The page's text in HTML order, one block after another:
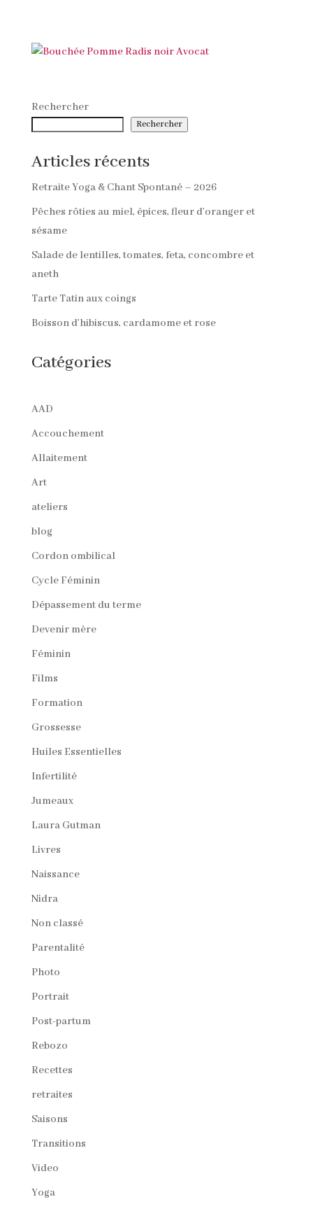
Rechercher
Rechercher
Articles récents
Retraite Yoga & Chant Spontané – 2026
Pêches rôties au miel, épices, fleur d’oranger et
sésame
Salade de lentilles, tomates, feta, concombre et
aneth
Tarte Tatin aux coings
Boisson d’hibiscus, cardamome et rose
Catégories
AAD
Accouchement
Allaitement
Art
ateliers
blog
Cordon ombilical
Cycle Féminin
Dépassement du terme
Devenir mère
Féminin
Films
Formation
Grossesse
Huiles Essentielles
Infertilité
Jumeaux
Laura Gutman
Livres
Naissance
Nidra
Non classé
Parentalité
Photo
Portrait
Post-partum
Rebozo
Recettes
retraites
Saisons
Transitions
Video
Yoga